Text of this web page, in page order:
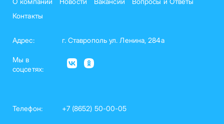
Контакты
Адрес: г. Ставрополь ул. Ленина, 284а
Мы в
соцсетях:
Телефон: +7 (8652) 50-00-05